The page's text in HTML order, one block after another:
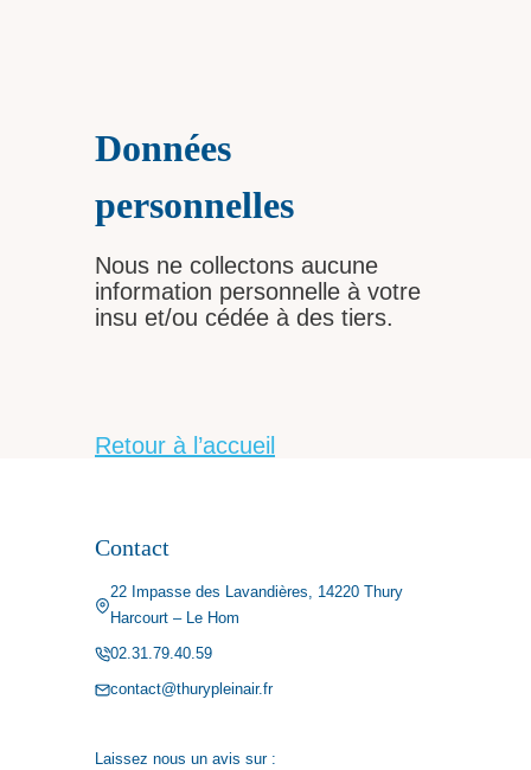
Données
personnelles
Nous ne collectons aucune
information personnelle à votre
insu et/ou cédée à des tiers.
Retour à l’accueil
Contact
22 Impasse des Lavandières, 14220 Thury
Harcourt – Le Hom
02.31.79.40.59
contact@thurypleinair.fr
Laissez nous un avis sur :